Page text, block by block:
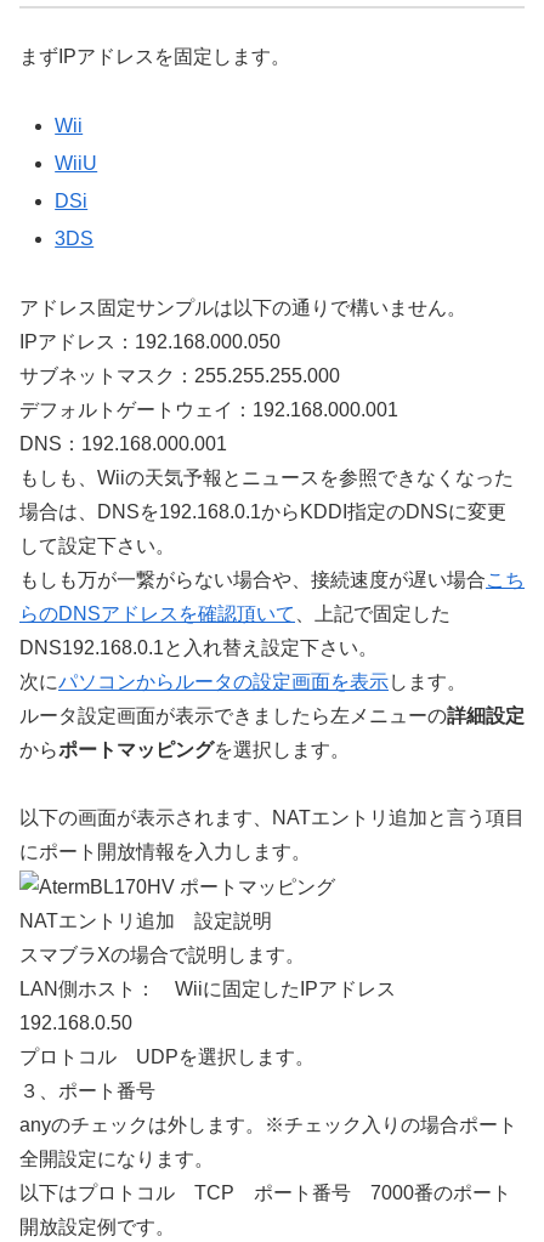
まずIPアドレスを固定します。
Wii
WiiU
DSi
3DS
アドレス固定サンプルは以下の通りで構いません。
IPアドレス：192.168.000.050
サブネットマスク：255.255.255.000
デフォルトゲートウェイ：192.168.000.001
DNS：192.168.000.001
もしも、Wiiの天気予報とニュースを参照できなくなった
場合は、DNSを192.168.0.1からKDDI指定のDNSに変更
して設定下さい。
もしも万が一繋がらない場合や、接続速度が遅い場合こち
らのDNSアドレスを確認頂いて
、上記で固定した
DNS192.168.0.1と入れ替え設定下さい。
次にパソコンからルータの設定画面を表示します。
ルータ設定画面が表示できましたら左メニューの詳細設定
からポートマッピングを選択します。
以下の画面が表示されます、NATエントリ追加と言う項目
にポート開放情報を入力します。
NATエントリ追加 設定説明
スマブラXの場合で説明します。
LAN側ホスト： Wiiに固定したIPアドレス
192.168.0.50
プロトコル UDPを選択します。
３、ポート番号
anyのチェックは外します。※チェック入りの場合ポート
全開設定になります。
以下はプロトコル TCP ポート番号 7000番のポート
開放設定例です。